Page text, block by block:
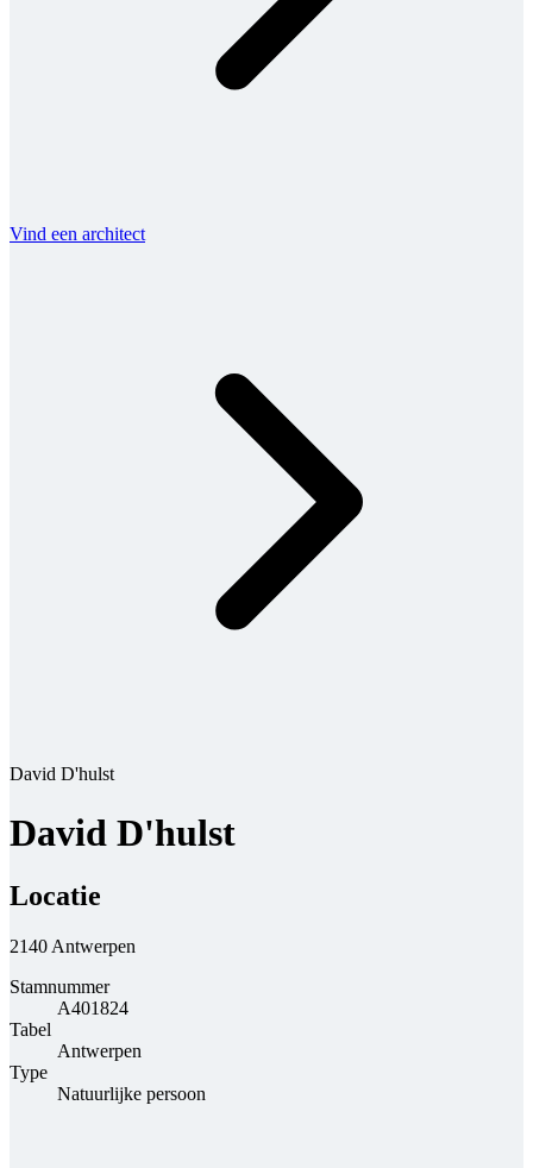
Vind een architect
David D'hulst
David D'hulst
Locatie
2140 Antwerpen
Stamnummer
A401824
Tabel
Antwerpen
Type
Natuurlijke persoon